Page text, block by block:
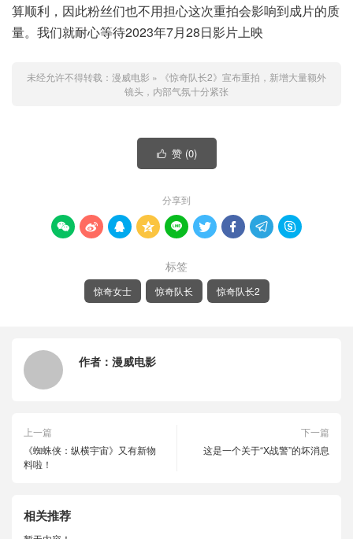
算顺利，因此粉丝们也不用担心这次重拍会影响到成片的质
量。我们就耐心等待2023年7月28日影片上映
未经允许不得转载： 漫威电影 »
《惊奇队长2》宣布重拍，新增大量额外
镜头，内部气氛十分紧张
 赞 (0)
分享到
        
标签
惊奇女士 惊奇队长 惊奇队长2
作者： 漫威电影
上一篇
《蜘蛛侠：纵横宇宙》又有新物
料啦！
下一篇
这是一个关于“X战警”的坏消息
相关推荐